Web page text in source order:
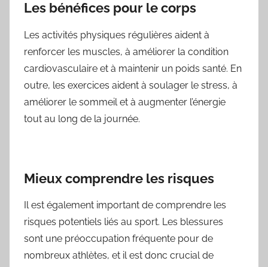
Les bénéfices pour le corps
Les activités physiques régulières aident à
renforcer les muscles, à améliorer la condition
cardiovasculaire et à maintenir un poids santé. En
outre, les exercices aident à soulager le stress, à
améliorer le sommeil et à augmenter l’énergie
tout au long de la journée.
Mieux comprendre les risques
Il est également important de comprendre les
risques potentiels liés au sport. Les blessures
sont une préoccupation fréquente pour de
nombreux athlètes, et il est donc crucial de